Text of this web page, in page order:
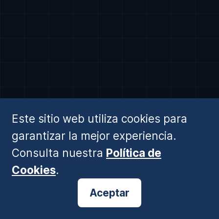
⚠️ AVISO ESMA:Información generada por IA. No es asesoramiento financiero ni recomendación de
© 2026 BlogForex.es
Este sitio web utiliza cookies para
garantizar la mejor experiencia.
Consulta nuestra Política de
Cookies.
Aceptar